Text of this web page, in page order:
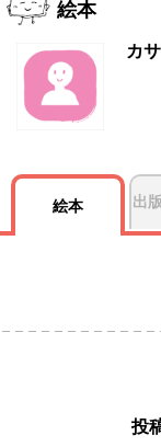
絵本
カ
絵本 出
投